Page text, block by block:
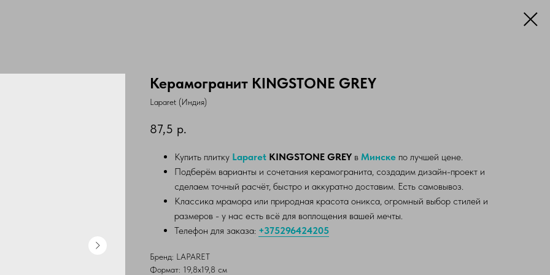
Керамогранит KINGSTONE GREY
Laparet (Индия)
87,5 р.
Купить плитку Laparet KINGSTONE GREY в Минске по лучшей цене.
Подберём варианты и сочетания керамогранита, создадим дизайн-проект и
сделаем точный расчёт, быстро и аккуратно доставим. Есть самовывоз.
Классика мрамора или природная красота оникса, огромный выбор стилей и
размеров - у нас есть всё для воплощения вашей мечты.
Телефон для заказа: +375296424205
Бренд: LAPARET
Формат: 19,8х19,8 см